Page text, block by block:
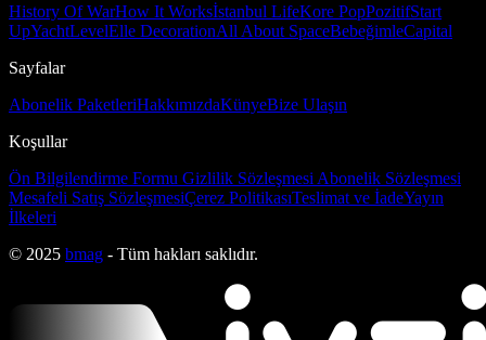
History Of WarHow It Worksİstanbul LifeKore PopPozitifStart
UpYachtLevelElle DecorationAll About SpaceBebeğimleCapital
Sayfalar
Abonelik PaketleriHakkımızdaKünyeBize Ulaşın
Koşullar
Ön Bilgilendirme Formu Gizlilik Sözleşmesi Abonelik Sözleşmesi
Mesafeli Satış SözleşmesiÇerez PolitikasıTeslimat ve İadeYayın
İlkeleri
© 2025 bmag - Tüm hakları saklıdır.